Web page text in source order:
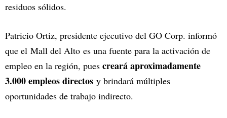
residuos sólidos.
Patricio Ortiz, presidente ejecutivo del GO Corp. informó
que el Mall del Alto es una fuente para la activación de
empleo en la región, pues creará aproximadamente
3.000 empleos directos y brindará múltiples
oportunidades de trabajo indirecto.